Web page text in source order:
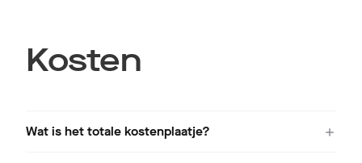
Kosten
Wat is het totale kostenplaatje?